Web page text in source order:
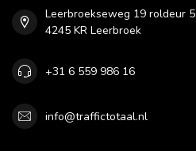
Leerbroekseweg 19 roldeur 5
4245 KR Leerbroek
+31 6 559 986 16
info@traffictotaal.nl